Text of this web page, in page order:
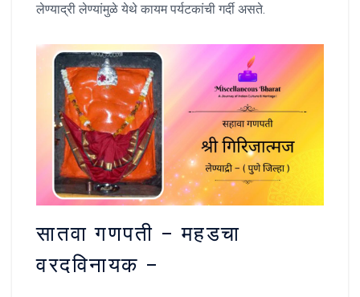
लेण्याद्री लेण्यांमुळे येथे कायम पर्यटकांची गर्दी असते.
सातवा गणपती – महडचा
वरदविनायक –